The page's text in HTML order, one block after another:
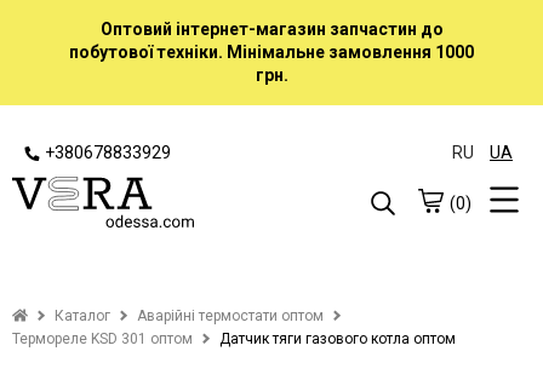
Оптовий інтернет-магазин запчастин до
побутової техніки. Мінімальне замовлення 1000
грн.
+380678833929 RU UA
(0)
Каталог
Аварійні термостати оптом
Термореле KSD 301 оптом
Датчик тяги газового котла оптом